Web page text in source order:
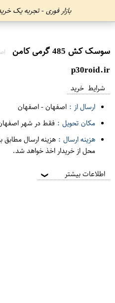
بازار فوری - تجربه یک
سوسک کش 485 گرمی کامن
p30roid.ir
شرایط خرید
ارسال از : اصفهان-اصفهان
مکان تحویل : فقط در شهر
هزینه ارسال : هزینه ارسال مطابق
محل از خریدار اخذ خواهد شد.
اطلاعات بیشتر ❯